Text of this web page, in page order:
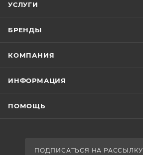
УСЛУГИ
БРЕНДЫ
КОМПАНИЯ
ИНФОРМАЦИЯ
ПОМОЩЬ
ПОДПИСАТЬСЯ НА РАССЫЛКУ